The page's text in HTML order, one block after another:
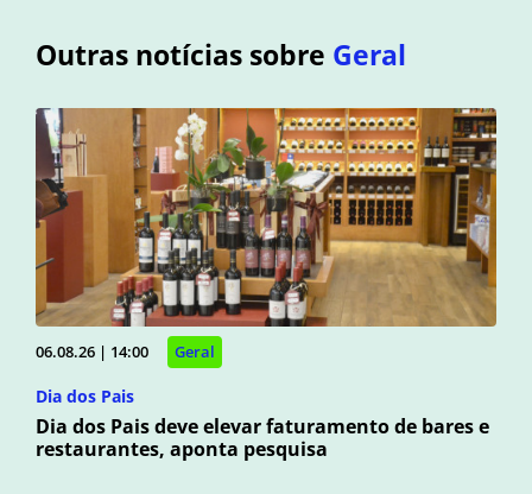
Outras notícias sobre Geral
06.08.26 | 14:00 Geral
Dia dos Pais
Dia dos Pais deve elevar faturamento de bares e
restaurantes, aponta pesquisa